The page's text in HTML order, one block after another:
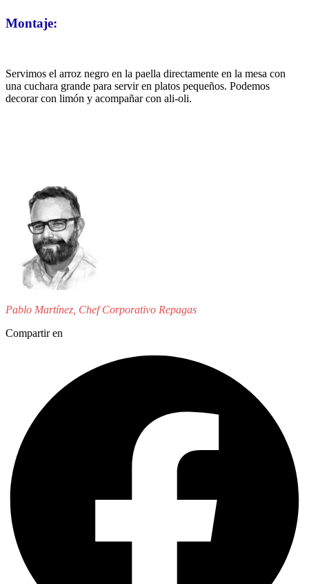
Montaje:
Servimos el arroz negro en la paella directamente en la mesa con
una cuchara grande para servir en platos pequeños. Podemos
decorar con limón y acompañar con ali-oli.
Pablo Martínez, Chef Corporativo Repagas
Compartir en